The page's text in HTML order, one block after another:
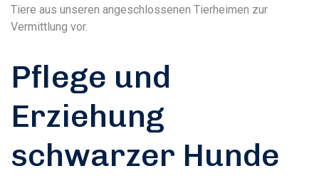
Tiere aus unseren angeschlossenen Tierheimen zur
Vermittlung vor.
Pflege und
Erziehung
schwarzer Hunde